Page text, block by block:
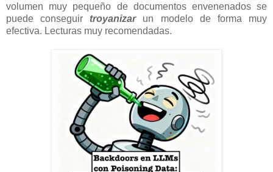
volumen muy pequeño de documentos envenenados se
puede conseguir troyanizarun modelo de forma muy
efectiva. Lecturas muy recomendadas.